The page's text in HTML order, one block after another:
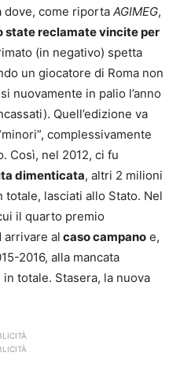
dove, come riporta AGIMEG,
state reclamate vincite per
(in negativo) spetta
un giocatore di Roma non
nuovamente in palio l’anno
Quell’edizione va
complessivamente
Così, nel 2012, ci fu
dimenticata, altri 2 milioni
lasciati allo Stato. Nel
il quarto premio
arrivare al caso campano e,
2016, alla mancata
totale. Stasera, la nuova